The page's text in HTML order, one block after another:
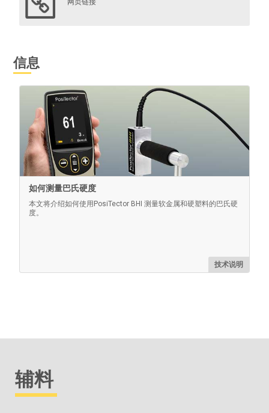
信息
如何测量巴氏硬度
本文将介绍如何使用PosiTector BHI 测量软金属和硬塑料的巴氏硬
度。
技术说明
辅料